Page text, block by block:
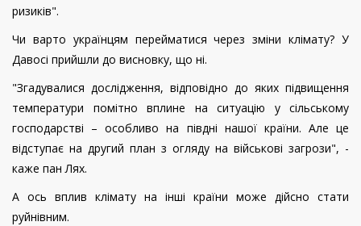
ризиків".
Чи варто українцям перейматися через зміни клімату? У
Давосі прийшли до висновку, що ні.
"Згадувалися дослідження, відповідно до яких підвищення
температури помітно вплине на ситуацію у сільському
господарстві – особливо на півдні нашої країни. Але це
відступає на другий план з огляду на військові загрози", -
каже пан Лях.
А ось вплив клімату на інші країни може дійсно стати
руйнівним.